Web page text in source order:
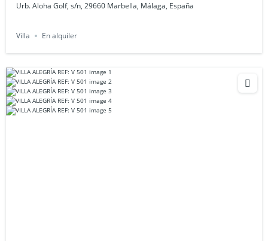
Urb. Aloha Golf, s/n, 29660 Marbella, Málaga, España
Villa En alquiler